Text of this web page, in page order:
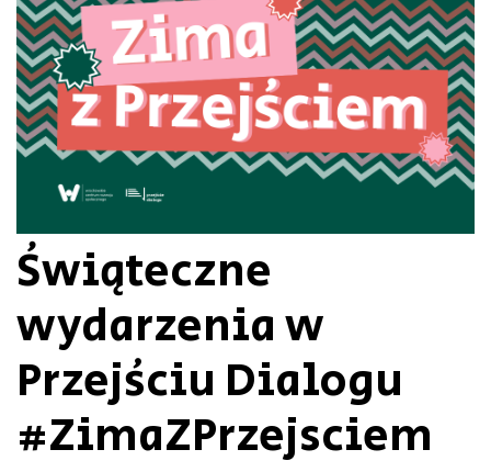
Świąteczne
wydarzenia w
Przejściu Dialogu
#ZimaZPrzejsciem